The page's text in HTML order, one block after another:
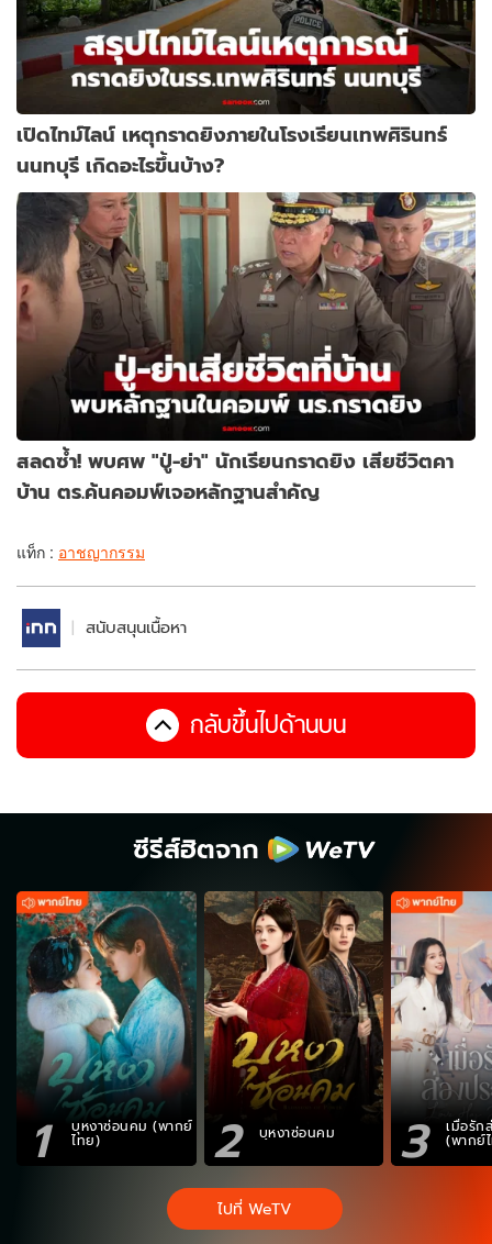
เปิดไทม์ไลน์ เหตุกราดยิงภายในโรงเรียนเทพศิรินทร์
นนทบุรี เกิดอะไรขึ้นบ้าง?
สลดซ้ำ! พบศพ "ปู่-ย่า" นักเรียนกราดยิง เสียชีวิตคา
บ้าน ตร.ค้นคอมพ์เจอหลักฐานสำคัญ
แท็ก : อาชญากรรม
สนับสนุนเนื้อหา
กลับขึ้นไปด้านบน
ซีรีส์ฮิตจาก
1 บุหงาซ่อนคม (พากย์
ไทย) 2 บุหงาซ่อนคม 3 เมื่อรัก
(พากย์
ไปที่ WeTV